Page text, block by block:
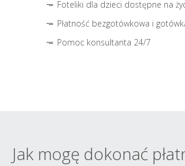
Foteliki dla dzieci dostępne na
Płatność bezgotówkowa i
Pomoc konsultanta 24/7
Jak mogę dokonać